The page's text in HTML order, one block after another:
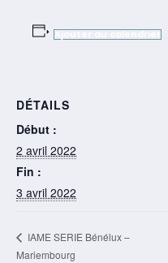
Ajouter au calendrier
DÉTAILS
Début :
2 avril 2022
Fin :
3 avril 2022
IAME SERIE Bénélux –
Mariembourg